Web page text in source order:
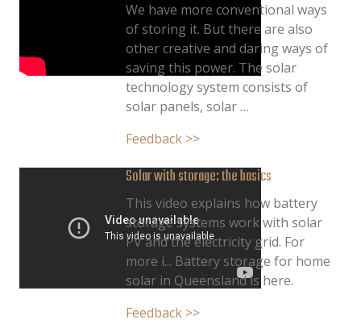
We have more conventional ways
of storing it. But there are also
other creative and daring ways of
saving this power. The solar
technology system consists of
solar panels, solar …
Feedback >>
Solar with storage: the basics
This video explains how battery
storage systems work with solar
PV and the electricity grid. For
more i... Battery storage for home
solar in Queensland is here.
Feedback >>